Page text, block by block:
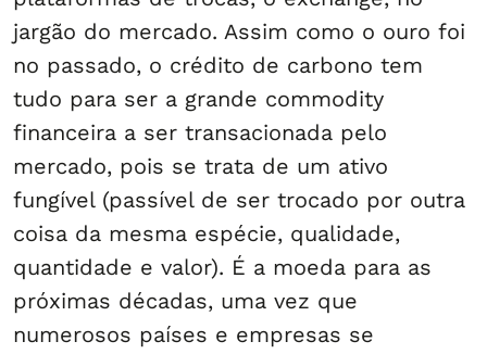
jargão do mercado. Assim como o ouro foi
no passado, o crédito de carbono tem
tudo para ser a grande commodity
financeira a ser transacionada pelo
mercado, pois se trata de um ativo
fungível (passível de ser trocado por outra
coisa da mesma espécie, qualidade,
quantidade e valor). É a moeda para as
próximas décadas, uma vez que
numerosos países e empresas se